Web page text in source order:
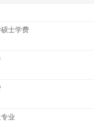
士学费
业